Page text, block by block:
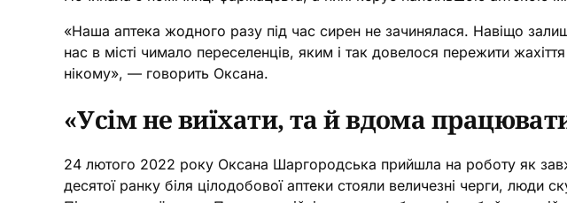
«Наша аптека жодного разу під час сирен не зачинялася. Навіщо
нас в місті чимало переселенців, яким і так довелося пережити
нікому», — говорить Оксана.
«Усім не виїхати, та й вдома
24 лютого 2022 року Оксана Шаргородська прийшла на роботу як
десятої ранку біля цілодобової аптеки стояли величезні черги,